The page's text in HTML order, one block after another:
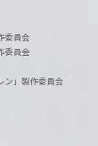
委員会
委員会
ン」製作委員会